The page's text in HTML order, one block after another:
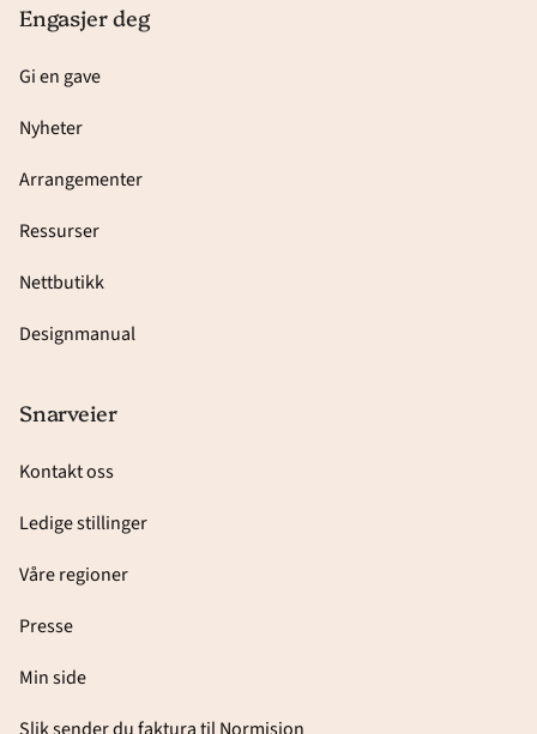
Engasjer deg
Gi en gave
Nyheter
Arrangementer
Ressurser
Nettbutikk
Designmanual
Snarveier
Kontakt oss
Ledige stillinger
Våre regioner
Presse
Min side